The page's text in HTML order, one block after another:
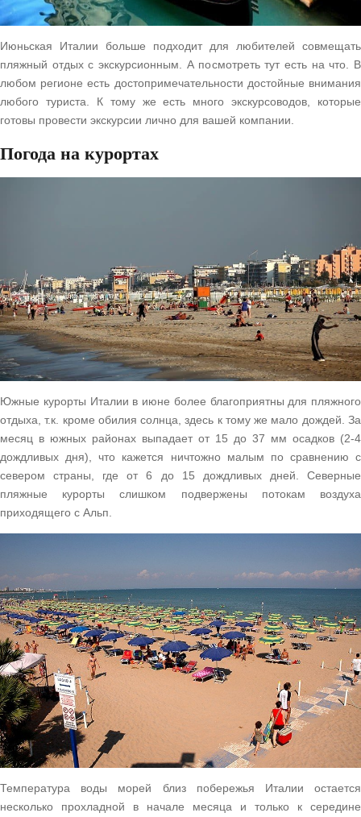
Июньская Италии больше подходит для любителей совмещать
пляжный отдых с экскурсионным. А посмотреть тут есть на что. В
любом регионе есть достопримечательности достойные внимания
любого туриста. К тому же есть много экскурсоводов, которые
готовы провести экскурсии лично для вашей компании.
Погода на курортах
Южные курорты Италии в июне более благоприятны для пляжного
отдыха, т.к. кроме обилия солнца, здесь к тому же мало дождей. За
месяц в южных районах выпадает от 15 до 37 мм осадков (2-4
дождливых дня), что кажется ничтожно малым по сравнению с
севером страны, где от 6 до 15 дождливых дней. Северные
пляжные курорты слишком подвержены потокам воздуха
приходящего с Альп.
Температура воды морей близ побережья Италии остается
несколько прохладной в начале месяца и только к середине